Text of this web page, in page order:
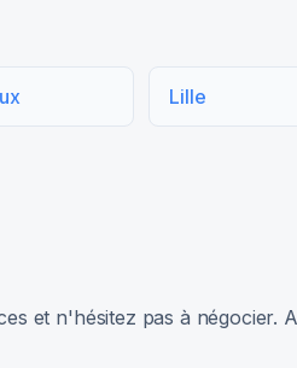
Lille
et n'hésitez pas à négocier.